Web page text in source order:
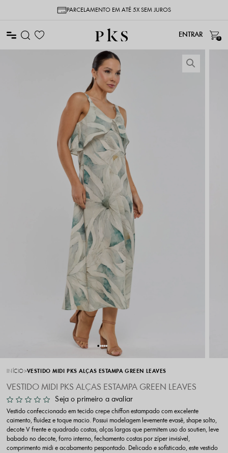
PARCELAMENTO EM ATÉ 5X SEM JUROS
0
INÍCIO VESTIDO MIDI PKS ALÇAS ESTAMPA GREEN LEAVES
VESTIDO MIDI PKS ALÇAS ESTAMPA GREEN LEAVES
Seja o primeiro a avaliar
Vestido confeccionado em tecido crepe chiffon estampado com excelente
caimento, fluidez e toque macio. Possui modelagem levemente evasê, shape solto,
decote V frente e quadrado costas, alças largas que permitem uso do soutien, leve
babado no decote, forro interno, fechamento costas por zíper invisível,
comprimento midi e acabamento pespontado. Delicado e sofisticado, este vestido